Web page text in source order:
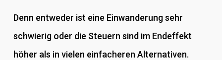
Denn entweder ist eine Einwanderung sehr
schwierig oder die Steuern sind im Endeffekt
höher als in vielen einfacheren Alternativen.